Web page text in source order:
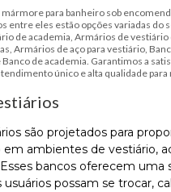
para banheiro sob
entre eles estão opções variadas do
de academia, Armários de vestiário
Armários de aço para vestiário,
de academia. Garantimos a
único e alta qualidade
são projetados para
em ambientes de vestiário,
bancos oferecem uma
usuários possam se trocar,